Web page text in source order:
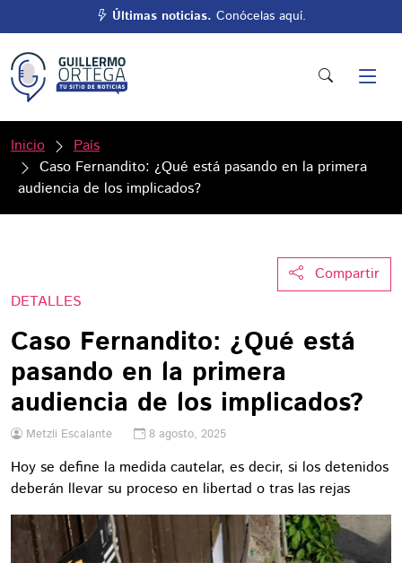
Últimas noticias. Conócelas aquí.
Inicio
País
Caso Fernandito: ¿Qué está pasando en la primera
audiencia de los implicados?
Compartir
DETALLES
Caso Fernandito: ¿Qué está
pasando en la primera
audiencia de los implicados?
Metzli Escalante 8 agosto, 2025
Hoy se define la medida cautelar, es decir, si los detenidos
deberán llevar su proceso en libertad o tras las rejas